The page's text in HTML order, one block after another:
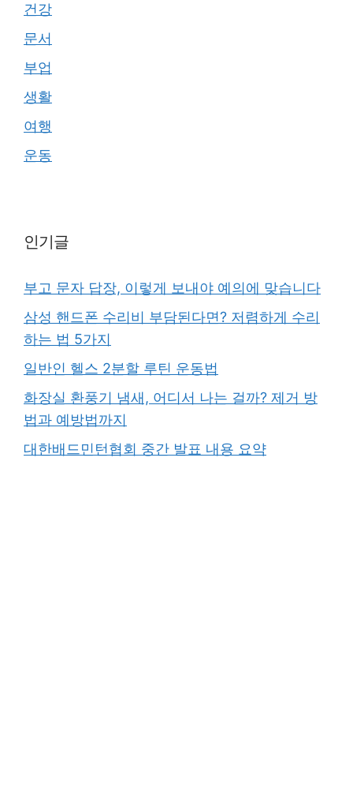
건강
문서
부업
생활
여행
운동
인기글
부고 문자 답장, 이렇게 보내야 예의에 맞습니다
삼성 핸드폰 수리비 부담된다면? 저렴하게 수리
하는 법 5가지
일반인 헬스 2분할 루틴 운동법
화장실 환풍기 냄새, 어디서 나는 걸까? 제거 방
법과 예방법까지
대한배드민턴협회 중간 발표 내용 요약